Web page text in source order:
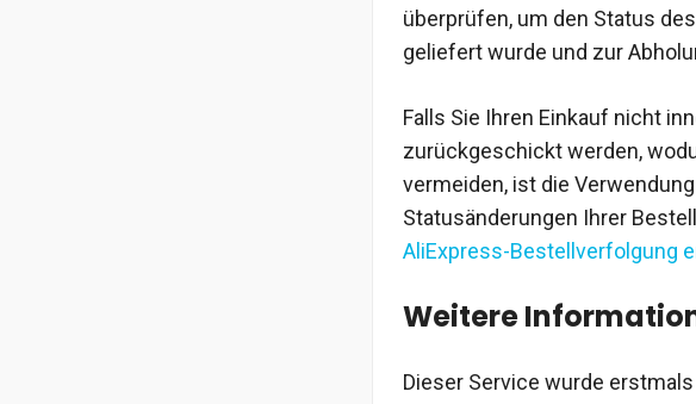
überprüfen, um den Status
geliefert wurde und zur
Falls Sie Ihren Einkauf nicht
zurückgeschickt werden,
vermeiden, ist die
Statusänderungen Ihrer
AliExpress-Bestellverfolgung
Weitere
Dieser Service wurde